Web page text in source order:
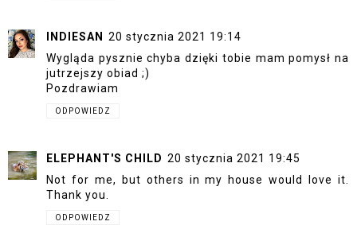
INDIESAN
20 stycznia 2021 19:14
Wygląda pysznie chyba dzięki tobie mam pomysł na
jutrzejszy obiad ;)
Pozdrawiam
ODPOWIEDZ
ELEPHANT'S CHILD 20 stycznia 2021 19:45
Not for me, but others in my house would love it.
Thank you.
ODPOWIEDZ